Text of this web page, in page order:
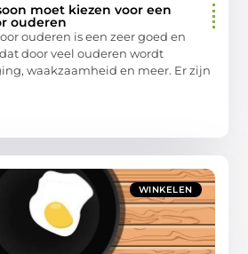
moet kiezen voor een
ouderen
ouderen is een zeer goed en
door veel ouderen wordt
waakzaamheid en meer. Er zijn
WINKELEN